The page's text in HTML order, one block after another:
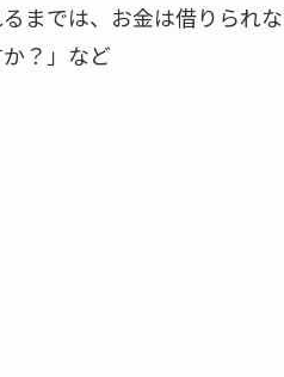
までは、お金は借りられ
？」など